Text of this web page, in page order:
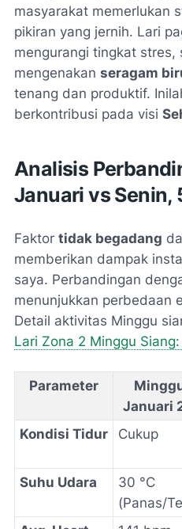
masyarakat memerlukan
pikiran yang jernih. Lari
mengurangi tingkat stres,
mengenakan seragam
tenang dan produktif.
berkontribusi pada visi
Analisis
Januari vs Senin,
Faktor tidak begadang
memberikan dampak
saya. Perbandingan
menunjukkan perbedaan
Detail aktivitas Minggu
Lari Zona 2 Minggu
Parameter
Januari
Kondisi Tidur
Cukup
Suhu Udara
30 °C
(Panas/